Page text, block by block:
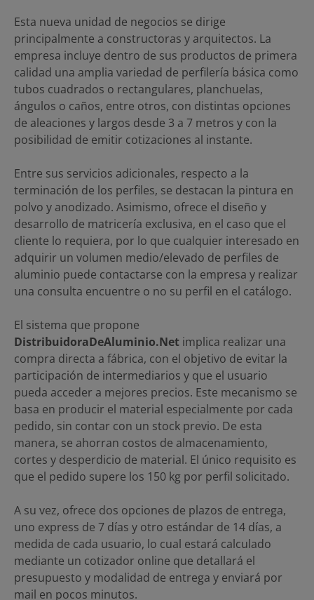
Esta nueva unidad de negocios se dirige
principalmente a constructoras y arquitectos. La
empresa incluye dentro de sus productos de primera
calidad una amplia variedad de perfilería básica como
tubos cuadrados o rectangulares, planchuelas,
ángulos o caños, entre otros, con distintas opciones
de aleaciones y largos desde 3 a 7 metros y con la
posibilidad de emitir cotizaciones al instante.
Entre sus servicios adicionales, respecto a la
terminación de los perfiles, se destacan la pintura en
polvo y anodizado. Asimismo, ofrece el diseño y
desarrollo de matricería exclusiva, en el caso que el
cliente lo requiera, por lo que cualquier interesado en
adquirir un volumen medio/elevado de perfiles de
aluminio puede contactarse con la empresa y realizar
una consulta encuentre o no su perfil en el catálogo.
El sistema que propone
DistribuidoraDeAluminio.Net implica realizar una
compra directa a fábrica, con el objetivo de evitar la
participación de intermediarios y que el usuario
pueda acceder a mejores precios. Este mecanismo se
basa en producir el material especialmente por cada
pedido, sin contar con un stock previo. De esta
manera, se ahorran costos de almacenamiento,
cortes y desperdicio de material. El único requisito es
que el pedido supere los 150 kg por perfil solicitado.
A su vez, ofrece dos opciones de plazos de entrega,
uno express de 7 días y otro estándar de 14 días, a
medida de cada usuario, lo cual estará calculado
mediante un cotizador online que detallará el
presupuesto y modalidad de entrega y enviará por
mail en pocos minutos.